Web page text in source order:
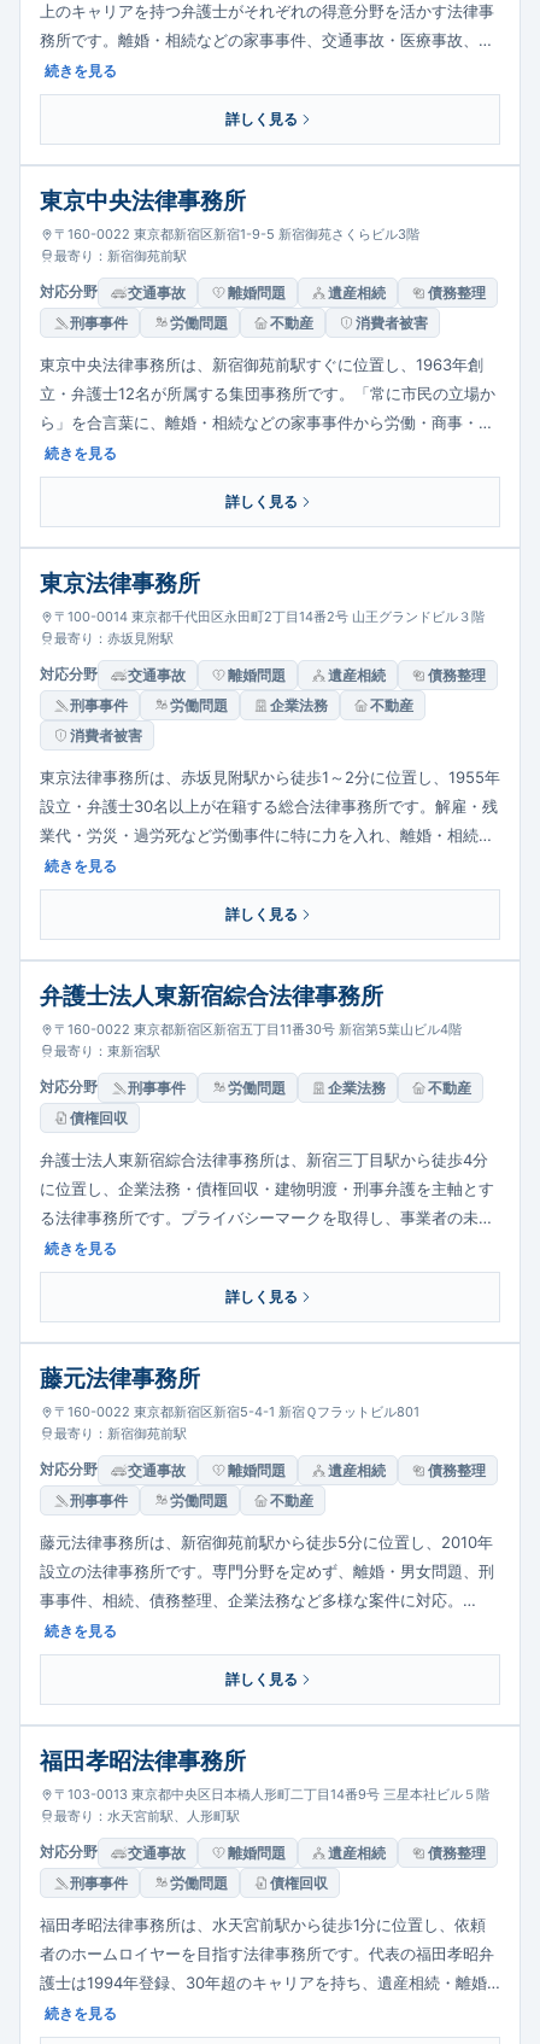
上のキャリアを持つ弁護士がそれぞれの得意分野を活かす法律事
務所です。離婚・相続などの家事事件、交通事故・医療事故、建
築紛争、会社法務、労働事件、債務整理、刑事まで幅広く対応。
社労士資格を持つ弁護士も在籍し、初回相談無料・明朗な料金体
続きを見る
詳しく見る
東京中央法律事務所
〒160-0022 東京都新宿区新宿1-9-5 新宿御苑さくらビル3階
最寄り：新宿御苑前駅
対応分野 交通事故 離婚問題 遺産相続
債務整理
刑事事件
労働問題 不動産 消費者被害
東京中央法律事務所は、新宿御苑前駅すぐに位置し、1963年創
立・弁護士12名が所属する集団事務所です。「常に市民の立場か
ら」を合言葉に、離婚・相続などの家事事件から労働・商事・倒
産・医療過誤・消費者・刑事まで幅広く対応。経験豊富な弁護士
が連携して事件にあたり、明朗な料金体系で対応しています。
続きを見る
詳しく見る
東京法律事務所
〒100-0014 東京都千代田区永田町2丁目14番2号 山王グランドビル３階
最寄り：赤坂見附駅
対応分野 交通事故 離婚問題 遺産相続
債務整理
刑事事件
労働問題 企業法務
不動産
消費者被害
東京法律事務所は、赤坂見附駅から徒歩1～2分に位置し、1955年
設立・弁護士30名以上が在籍する総合法律事務所です。解雇・残
業代・労災・過労死など労働事件に特に力を入れ、離婚・相続・
債務整理・交通事故など暮らしに関わる幅広い分野に対応。司法
書士も在籍し、総合的な相談体制を整えています。
続きを見る
詳しく見る
弁護士法人東新宿綜合法律事務所
〒160-0022 東京都新宿区新宿五丁目11番30号 新宿第5葉山ビル4階
最寄り：東新宿駅
対応分野 刑事事件 労働問題 企業法務
不動産
債権回収
弁護士法人東新宿綜合法律事務所は、新宿三丁目駅から徒歩4分
に位置し、企業法務・債権回収・建物明渡・刑事弁護を主軸とす
る法律事務所です。プライバシーマークを取得し、事業者の未払
い債権の回収や不動産の明渡しなどに実務的に対応。代表の岩本
知生弁護士はじめ、債権法・実務に精通した弁護士が在籍してい
続きを見る
詳しく見る
藤元法律事務所
〒160-0022 東京都新宿区新宿5-4-1 新宿Ｑフラットビル801
最寄り：新宿御苑前駅
対応分野 交通事故 離婚問題 遺産相続
債務整理
刑事事件
労働問題 不動産
藤元法律事務所は、新宿御苑前駅から徒歩5分に位置し、2010年
設立の法律事務所です。専門分野を定めず、離婚・男女問題、刑
事事件、相続、債務整理、企業法務など多様な案件に対応。
LGBTや外国人事件、アーティスト・クリエイターからの相談に
も応じる幅広さが特徴で、分野ごとに明確な料金体系を定めてい
続きを見る
詳しく見る
福田孝昭法律事務所
〒103-0013 東京都中央区日本橋人形町二丁目14番9号 三星本社ビル５階
最寄り：水天宮前駅、人形町駅
対応分野 交通事故 離婚問題 遺産相続
債務整理
刑事事件
労働問題 債権回収
福田孝昭法律事務所は、水天宮前駅から徒歩1分に位置し、依頼
者のホームロイヤーを目指す法律事務所です。代表の福田孝昭弁
護士は1994年登録、30年超のキャリアを持ち、遺産相続・離婚
問題・刑事事件を中心に幅広く対応。相談事項を整理して分かり
続きを見る